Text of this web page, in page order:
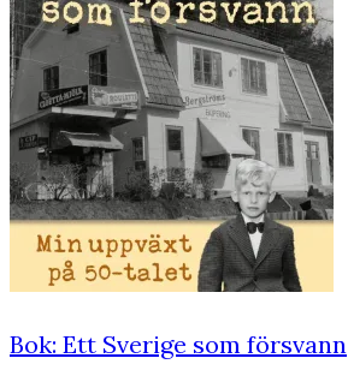
Bok: Ett Sverige som försvann